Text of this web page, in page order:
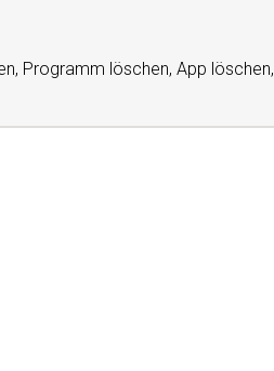
Programm löschen, App löschen,